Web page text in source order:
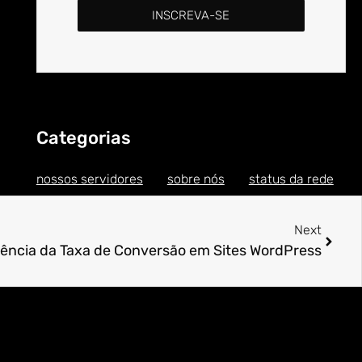
INSCREVA-SE
Categorias
nossos servidores sobre nós status da rede
Next
da Taxa de Conversão em Sites WordPress